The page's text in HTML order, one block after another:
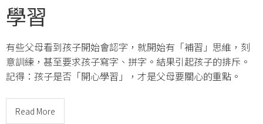
學習
有些父母看到孩子開始會認字，就開始有「補習」思維，刻
意訓練，甚至要求孩子寫字、拼字。結果引起孩子的排斥。
記得：孩子是否「開心學習」，才是父母要關心的重點。
Read More